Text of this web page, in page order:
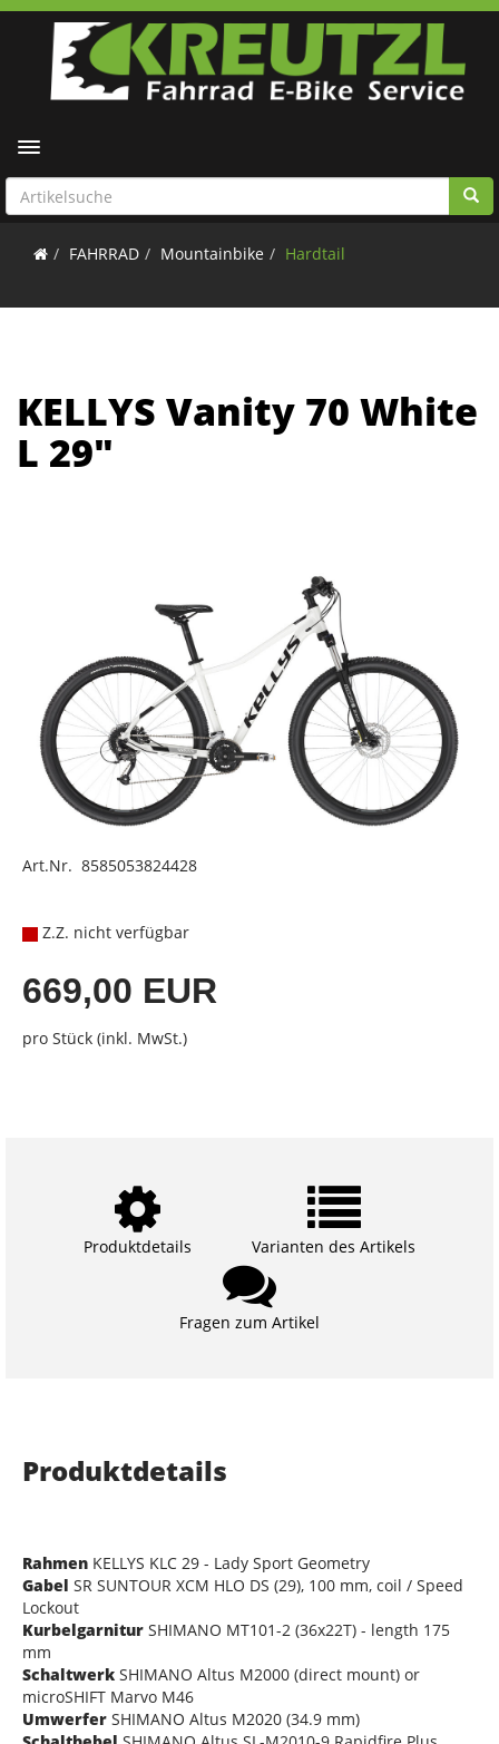
Toggle navigation
FAHRRAD Mountainbike Hardtail
KELLYS Vanity 70 White
L 29"
Art.Nr. 8585053824428
Z.Z. nicht verfügbar
669,00 EUR
pro Stück (inkl. MwSt.)
Produktdetails Varianten des Artikels
Fragen zum Artikel
Produktdetails
Rahmen KELLYS KLC 29 - Lady Sport Geometry
Gabel SR SUNTOUR XCM HLO DS (29), 100 mm, coil / Speed
Lockout
Kurbelgarnitur SHIMANO MT101-2 (36x22T) - length 175
mm
Schaltwerk SHIMANO Altus M2000 (direct mount) or
microSHIFT Marvo M46
Umwerfer SHIMANO Altus M2020 (34.9 mm)